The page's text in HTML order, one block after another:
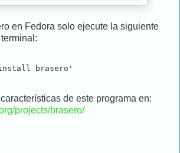
en Fedora solo ejecute la siguiente
brasero'
de este programa en:
projects/brasero/